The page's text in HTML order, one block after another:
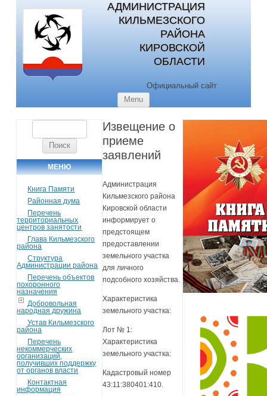
АДМИНИСТРАЦИЯ
КИЛЬМЕЗСКОГО
РАЙОНА
КИРОВСКОЙ
ОБЛАСТИ
Официальный сайт
Menu
МЕНЮ
Книга Памяти
Районная дума
Перечень
территориальных
центров занятости
Глава Кильмезского
района
Структура
Администрации района
Перечень объектов
похоронного
назначения
Добровольная
народная дружина
Устав Кильмезского
района
Перечень
некоммерческих
организаций,
получивших поддержку
от органов власти
Контактная
информация
Извещение о
приеме
заявлений
Администрация
Кильмезского района
Кировской области
информирует о
предстоящем
предоставлении
земельного участка
для личного
подсобного хозяйства.
Характеристика
земельного участка:
Лот № 1:
Характеристика
земельного участка:
Кадастровый номер
43:11:380401:410.